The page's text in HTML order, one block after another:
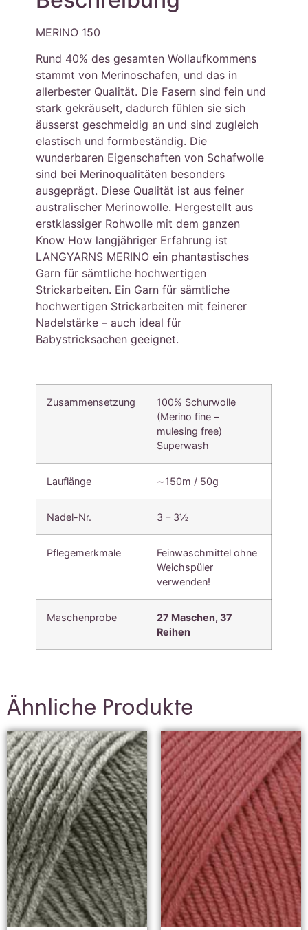
MERINO 150
Rund 40% des gesamten Wollaufkommens
stammt von Merinoschafen, und das in
allerbester Qualität. Die Fasern sind fein und
stark gekräuselt, dadurch fühlen sie sich
äusserst geschmeidig an und sind zugleich
elastisch und formbeständig. Die
wunderbaren Eigenschaften von Schafwolle
sind bei Merinoqualitäten besonders
ausgeprägt. Diese Qualität ist aus feiner
australischer Merinowolle. Hergestellt aus
erstklassiger Rohwolle mit dem ganzen
Know How langjähriger Erfahrung ist
LANGYARNS MERINO ein phantastisches
Garn für sämtliche hochwertigen
Strickarbeiten. Ein Garn für sämtliche
hochwertigen Strickarbeiten mit feinerer
Nadelstärke – auch ideal für
Babystricksachen geeignet.
Zusammensetzung
100% Schurwolle
(Merino fine –
mulesing free)
Superwash
Lauflänge ∼150m / 50g
Nadel-Nr. 3 – 3½
Pflegemerkmale
Feinwaschmittel ohne
Weichspüler
verwenden!
Maschenprobe
27 Maschen, 37
Reihen
Ähnliche Produkte